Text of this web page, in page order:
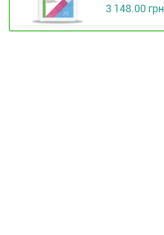
3 148.00 грн